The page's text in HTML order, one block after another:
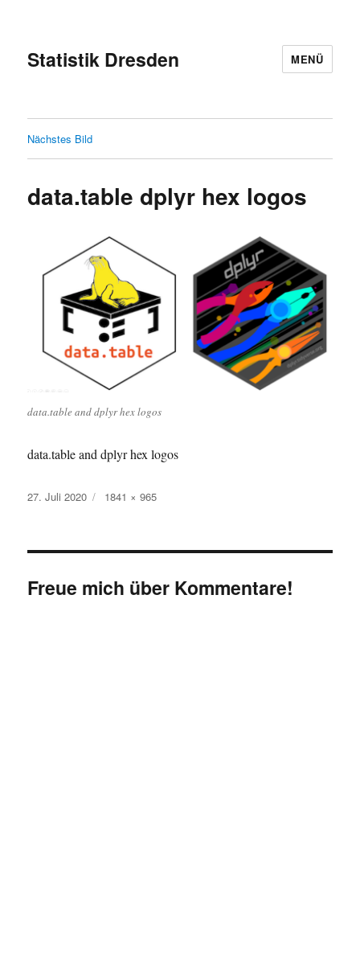
Statistik Dresden MENÜ
Nächstes Bild
data.table dplyr hex logos
data.table and dplyr hex logos
data.table and dplyr hex logos
Veröffentlicht
27. Juli 2020 Originalgröße
1841 × 965
Freue mich über Kommentare!